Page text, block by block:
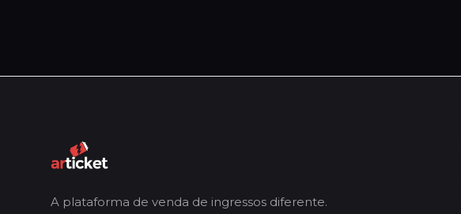
A plataforma de venda de ingressos diferente.